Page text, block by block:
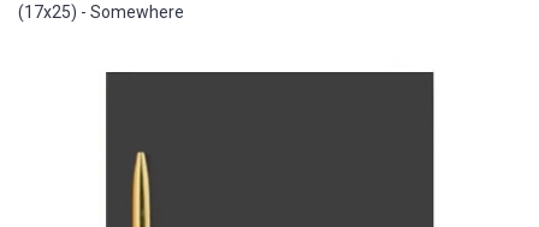
(17x25) - Somewhere